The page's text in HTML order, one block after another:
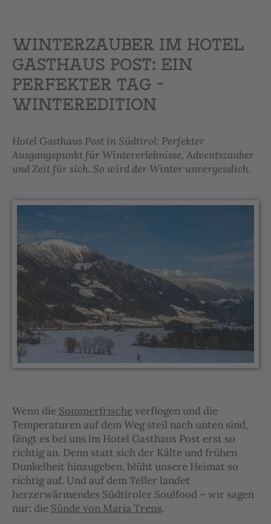
WINTERZAUBER IM HOTEL
GASTHAUS POST: EIN
PERFEKTER TAG –
WINTEREDITION
Hotel Gasthaus Post in Südtirol: Perfekter
Ausgangspunkt für Wintererlebnisse, Adventszauber
und Zeit für sich. So wird der Winter unvergesslich.
Wenn die Sommerfrische verflogen und die
Temperaturen auf dem Weg steil nach unten sind,
fängt es bei uns im Hotel Gasthaus Post erst so
richtig an. Denn statt sich der Kälte und frühen
Dunkelheit hinzugeben, blüht unsere Heimat so
richtig auf. Und auf dem Teller landet
herzerwärmendes Südtiroler Soulfood – wir sagen
nur: die Sünde von Maria Trens.